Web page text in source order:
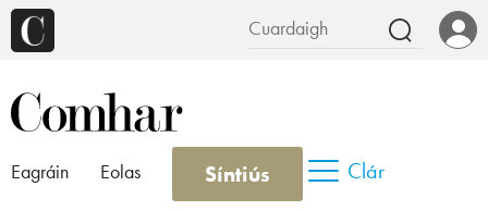
Eagráin Eolas Síntiús Clár